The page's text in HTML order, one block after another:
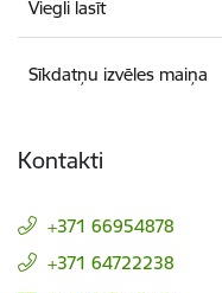
Viegli lasīt
Sīkdatņu izvēles maiņa
Kontakti
+371 66954878
+371 64722238